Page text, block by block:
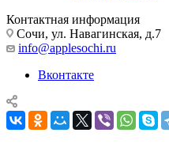
Контактная информация
Сочи, ул. Навагинская, д.7
info@applesochi.ru
Вконтакте